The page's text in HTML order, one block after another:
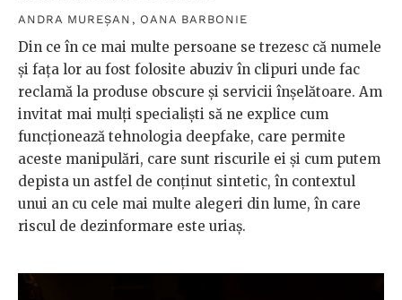
ANDRA MUREȘAN , OANA BARBONIE
Din ce în ce mai multe persoane se trezesc că numele
și fața lor au fost folosite abuziv în clipuri unde fac
reclamă la produse obscure și servicii înșelătoare. Am
invitat mai mulți specialiști să ne explice cum
funcționează tehnologia deepfake, care permite
aceste manipulări, care sunt riscurile ei și cum putem
depista un astfel de conținut sintetic, în contextul
unui an cu cele mai multe alegeri din lume, în care
riscul de dezinformare este uriaș.